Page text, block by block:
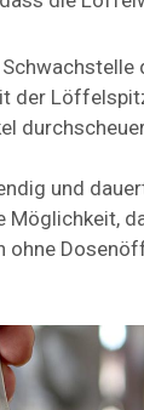
der
und
Möglichkeit,
ohne